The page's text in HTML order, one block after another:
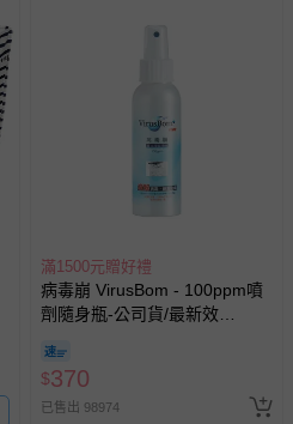
滿1500元贈好禮
病毒崩 VirusBom - 100ppm噴
劑隨身瓶-公司貨/最新效
$370
已售出 98974